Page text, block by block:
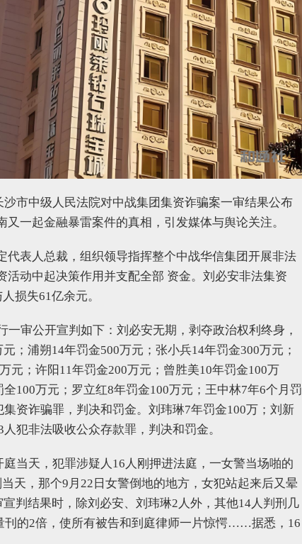
市中级人民法院对中战集团集资诈骗案一审结果公布
一起金融暴雷案件的真相，引发媒体与舆论关注。
表人总裁，组织领导指挥整个中战华信集团开展非法
动中起决策作用并支配全部 资金。刘必安非法集资
损失61亿余元。
审公开宣判如下：刘必安无期，剥夺政治权利终身，
；浦朔14年罚金500万元；张小兵14年罚金300万元；
元；许阳11年罚金200万元；曾胜美10年罚金100万
100万元；罗立红8年罚金100万元；王中林7年6个月罚
资诈骗罪，判决和罚金。刘玮琳7年罚金100万；刘新
犯非法吸收公众存款罪，判决和罚金。
当天，犯罪涉疑人16人刚押进法庭，一女警当场啪的
天，那个9月22日女警倒地的地方，女犯站起来后又晕
判结果时，除刘必安、刘玮琳2人外，其他14人判刑几
刊的2倍，使所有被告和到庭律师一片惊愕……据悉，16